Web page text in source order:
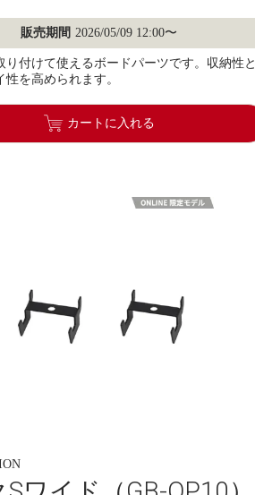
販売期間 2026/05/09 12:00〜
り付けて使えるボードパーツです。収納性と
を高められます。
カートに入れる